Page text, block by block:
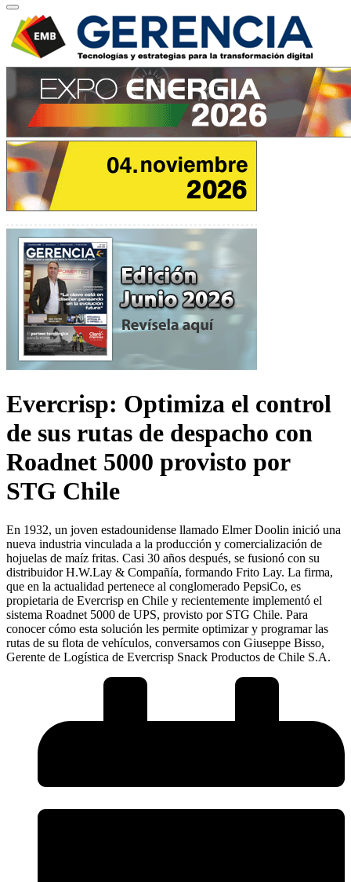
Evercrisp: Optimiza el control
de sus rutas de despacho con
Roadnet 5000 provisto por
STG Chile
En 1932, un joven estadounidense llamado Elmer Doolin inició una
nueva industria vinculada a la producción y comercialización de
hojuelas de maíz fritas. Casi 30 años después, se fusionó con su
distribuidor H.W.Lay & Compañía, formando Frito Lay. La firma,
que en la actualidad pertenece al conglomerado PepsiCo, es
propietaria de Evercrisp en Chile y recientemente implementó el
sistema Roadnet 5000 de UPS, provisto por STG Chile. Para
conocer cómo esta solución les permite optimizar y programar las
rutas de su flota de vehículos, conversamos con Giuseppe Bisso,
Gerente de Logística de Evercrisp Snack Productos de Chile S.A.